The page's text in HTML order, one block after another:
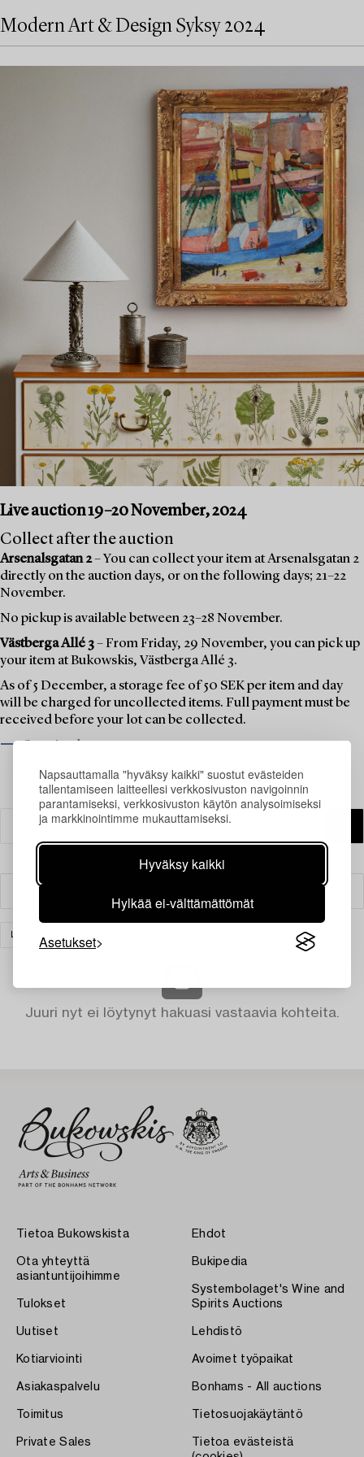
Napsauttamalla "hyväksy kaikki" suostut evästeiden
tallentamiseen laitteellesi verkkosivuston navigoinnin
parantamiseksi, verkkosivuston käytön analysoimiseksi
ja markkinointimme mukauttamiseksi.
Hyväksy kaikki
Hylkää ei-välttämättömät
Asetukset
Modern Art & Design Syksy 2024
Live auction 19–20 November, 2024
Collect after the auction
Arsenalsgatan 2– You can collect your item at Arsenalsgatan 2
directly on the auction days, or on the following days; 21–22
November.
No pickup is available between 23–28 November.
Västberga Allé 3– From Friday, 29 November, you can pick up
your item at Bukowskis, Västberga Allé 3.
As of 5 December, a storage fee of 50 SEK per item and day
will be charged for uncollected items. Full payment must be
received before your lot can be collected.
⟶ Opening hours
Juuri nyt ei löytynyt hakuasi vastaavia kohteita.
Tietoa Bukowskista
Ota yhteyttä
asiantuntijoihimme
Tulokset
Uutiset
Kotiarviointi
Asiakaspalvelu
Toimitus
Private Sales
Ehdot
Bukipedia
Systembolaget's Wine and
Spirits Auctions
Lehdistö
Avoimet työpaikat
Bonhams - All auctions
Tietosuojakäytäntö
Tietoa evästeistä